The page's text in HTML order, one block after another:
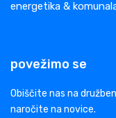
energetika &
povežimo se
Obiščite nas na
naročite na novice.